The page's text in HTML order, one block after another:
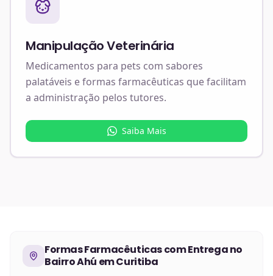
Manipulação Veterinária
Medicamentos para pets com sabores
palatáveis e formas farmacêuticas que facilitam
a administração pelos tutores.
Saiba Mais
Formas Farmacêuticascom Entrega no
Bairro Ahú em Curitiba